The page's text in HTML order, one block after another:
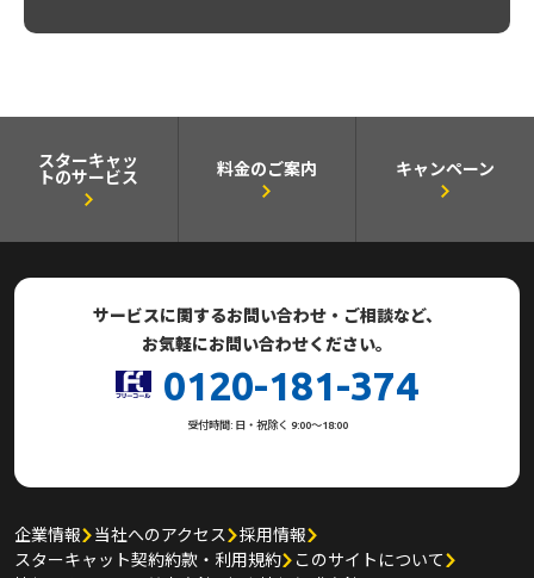
スターキャッ
トのサービス
料金のご案内 キャンペーン
サービスに関するお問い合わせ・ご相談など、
お気軽にお問い合わせください。
0120-181-374
受付時間: 日・祝除く 9:00～18:00
企業情報 当社へのアクセス
採用情報
スターキャット契約約款・利用規約
このサイトについて